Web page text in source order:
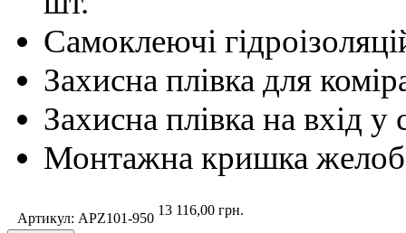
Самоклеючі
Захисна плівка для
Захисна плівка на вхід
Монтажна кришка
Артикул: APZ101-950
13 116,00 грн.